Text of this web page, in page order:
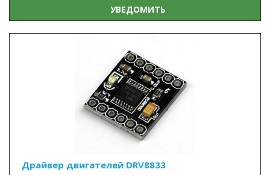
УВЕДОМИТЬ
Драйвер двигателей DRV8833